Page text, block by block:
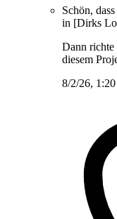
Schön,
in [Dirks
Dann richte
diesem
8/2/26,